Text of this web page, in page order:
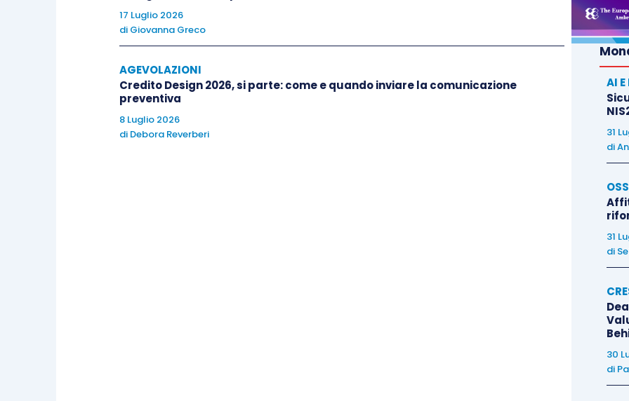
strumento deflattivo, pagando il 90% del valore della controversia, oppure
procedere nel
, resistendo al probabile appello dell’Ente
l’unico impedimento
presenza, al 24 ottobre, di una
sentenza passata in giudicato
processo, rendendolo a tutti gli effetti non più “pendente”.
17 Luglio 2026
di Giovanna Greco
AGEVOLAZIONI
Credito Design 2026, si parte: come e quando inviare la comunicazione
preventiva
8 Luglio 2026
di Debora Reverberi
AI
31
di
31
di
30
di